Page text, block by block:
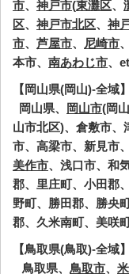
市、 神戸市(東灘区、
区、 神戸市北区、 神
市、 芦屋市、 尼崎市、
本市、 南あわじ市、
【岡山県(岡山)-全域】
岡山県、
岡山市(岡
山市北区)、倉敷市、
市、高梁市、新見市、
美作市、浅口市、和
郡、里庄町、小田郡
野町、勝田郡、勝央
郡、久米南町、美咲
【鳥取県(鳥取)-全域】
鳥取県、 鳥取市、